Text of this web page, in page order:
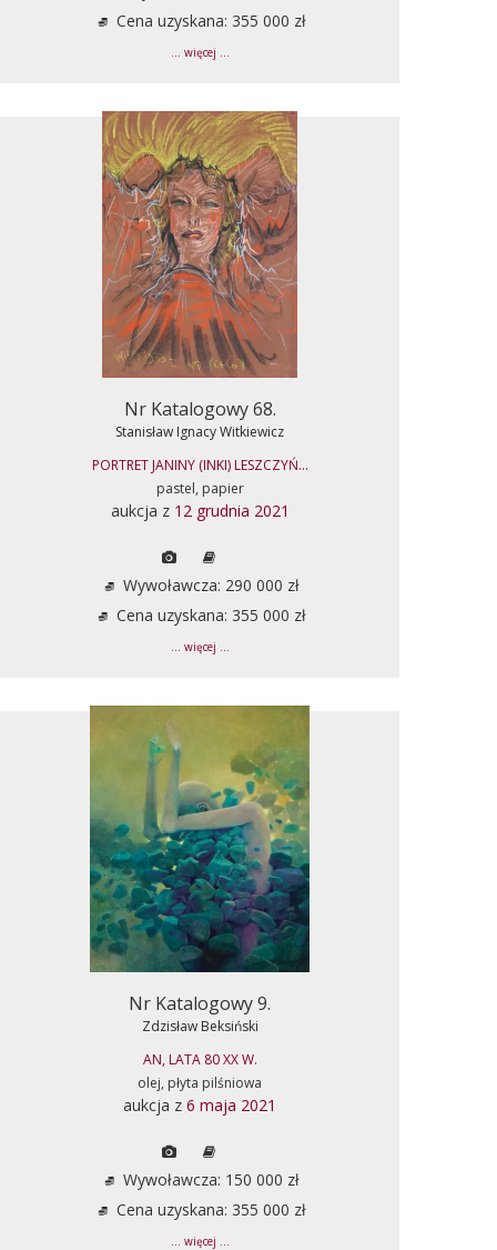
Cena uzyskana: 355 000 zł
... więcej ...
Nr Katalogowy 68.
Stanisław Ignacy Witkiewicz
PORTRET JANINY (INKI) LESZCZYŃ...
pastel, papier
aukcja z 12 grudnia 2021
Wywoławcza: 290 000 zł
Cena uzyskana: 355 000 zł
... więcej ...
Nr Katalogowy 9.
Zdzisław Beksiński
AN, LATA 80 XX W.
olej, płyta pilśniowa
aukcja z 6 maja 2021
Wywoławcza: 150 000 zł
Cena uzyskana: 355 000 zł
... więcej ...